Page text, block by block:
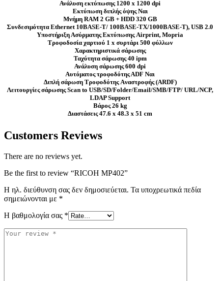
Ανάλυση εκτύπωσης 1200 x 1200 dpi
Εκτύπωση διπλής όψης Ναι
Μνήμη RAM 2 GB + HDD 320 GB
Συνδεσιμότητα Ethernet 10BASE-T/ 100BASE-TX/1000BASE-T), USB 2.0
Υποστήριξη Ασύρματης Εκτύπωσης Airprint, Mopria
Τροφοδοσία χαρτιού 1 x συρτάρι 500 φύλλων
Χαρακτηριστικά σάρωσης
Ταχύτητα σάρωσης 40 ipm
Ανάλυση σάρωσης 600 dpi
Αυτόματος τροφοδότης ΑDF Ναι
Διπλή σάρωση Tροφοδότης Aναστροφής (ARDF)
Λειτουργίες σάρωσης Scan to USB/SD/Folder/Email/SMB/FTP/ URL/NCP,
LDAP Support
Βάρος 26 kg
Διαστάσεις 47.6 x 48.3 x 51 cm
Customers Reviews
There are no reviews yet.
Be the first to review “RICOH MP402”
Η ηλ. διεύθυνση σας δεν δημοσιεύεται. Τα υποχρεωτικά πεδία
σημειώνονται με *
Η βαθμολογία σας *